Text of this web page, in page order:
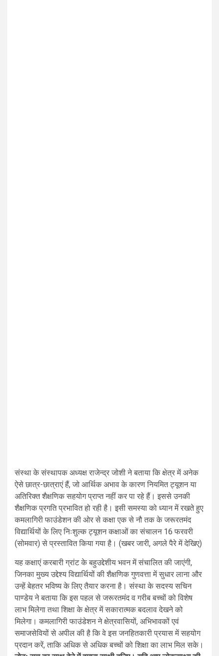
संस्था के संस्थापक अध्यक्ष राजेन्द्र जोशी ने बताया कि क्षेत्र में अनेक
ऐसे छात्र-छात्राएं हैं, जो आर्थिक अभाव के कारण नियमित ट्यूशन या
अतिरिक्त शैक्षणिक सहयोग प्राप्त नहीं कर पा रहे हैं। इससे उनकी
शैक्षणिक प्रगति प्रभावित हो रही है। इसी समस्या को ध्यान में रखते हुए
कमलागिरी फाउंडेशन की ओर से कक्षा एक से नौ तक के जरूरतमंद
विद्यार्थियों के लिए निःशुल्क ट्यूशन कक्षाओं का संचालन 16 फरवरी
(सोमवार) से प्रस्तावित किया गया है। (खबर जारी, अगले पैरे में देखिए)
यह कक्षाएं करबारी ग्रांट के बहुउद्देशीय भवन में संचालित की जाएंगी,
जिनका मुख्य उद्देश्य विद्यार्थियों की शैक्षणिक गुणवत्ता में सुधार लाना और
उन्हें बेहतर भविष्य के लिए तैयार करना है। संस्था के सदस्य सचिन
पाण्डेय ने बताया कि इस पहल से जरूरतमंद व गरीब बच्चों को विशेष
लाभ मिलेगा तथा शिक्षा के क्षेत्र में सकारात्मक बदलाव देखने को
मिलेगा। कमलागिरी फाउंडेशन ने क्षेत्रवासियों, अभिभावकों एवं
समाजसेवियों से अपील की है कि वे इस जनहितकारी प्रयास में सहयोग
प्रदान करें, ताकि अधिक से अधिक बच्चों को शिक्षा का लाभ मिल सके।